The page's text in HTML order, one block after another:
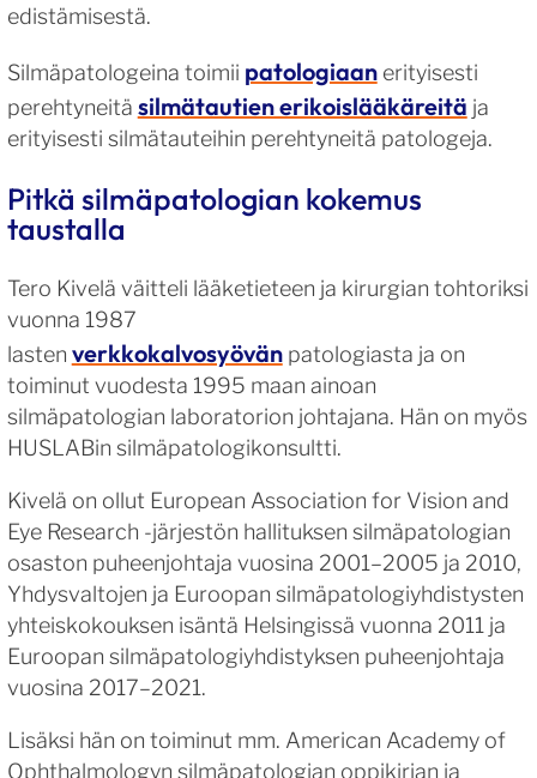
edistämisestä.
Silmäpatologeina toimii patologiaanerityisesti
perehtyneitä silmätautien erikoislääkäreitä ja
erityisesti silmätauteihin perehtyneitä patologeja.
Pitkä silmäpatologian kokemus
taustalla
Tero Kivelä väitteli lääketieteen ja kirurgian tohtoriksi
vuonna 1987
lasten verkkokalvosyövänpatologiasta ja on
toiminut vuodesta 1995 maan ainoan
silmäpatologian laboratorion johtajana. Hän on myös
HUSLABin silmäpatologikonsultti.
Kivelä on ollut European Association for Vision and
Eye Research -järjestön hallituksen silmäpatologian
osaston puheenjohtaja vuosina 2001–2005 ja 2010,
Yhdysvaltojen ja Euroopan silmäpatologiyhdistysten
yhteiskokouksen isäntä Helsingissä vuonna 2011 ja
Euroopan silmäpatologiyhdistyksen puheenjohtaja
vuosina 2017–2021.
Lisäksi hän on toiminut mm. American Academy of
Ophthalmologyn silmäpatologian oppikirjan ja